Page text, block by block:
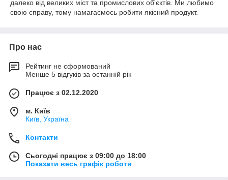
далеко від великих міст та промислових об'єктів. Ми любимо
свою справу, тому намагаємось робити якісний продукт.
Про нас
Рейтинг не сформований
Менше 5 відгуків за останній рік
Працює з 02.12.2020
м. Київ
Київ, Україна
Контакти
Сьогодні працює з 09:00 до 18:00
Показати весь графік роботи